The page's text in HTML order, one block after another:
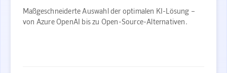
Maßgeschneiderte Auswahl der optimalen KI-Lösung –
von Azure OpenAI bis zu Open-Source-Alternativen.